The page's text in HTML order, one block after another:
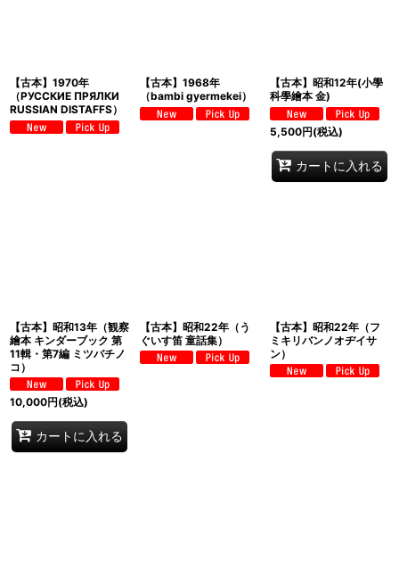
【古本】1970年
（РУССКИЕ ПРЯЛКИ
RUSSIAN DISTAFFS）
【古本】1968年
（bambi gyermekei）
【古本】昭和12年(小學
科學繪本 金)
5,500円(税込)
カートに入れる
【古本】昭和13年（観察
繪本 キンダーブック 第
11輯・第7編 ミツバチノ
コ）
10,000円(税込)
カートに入れる
【古本】昭和22年（う
ぐいす笛 童話集）
【古本】昭和22年（フ
ミキリバンノオヂイサ
ン）